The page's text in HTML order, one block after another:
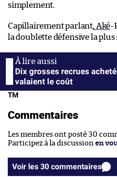
simplement.
Capillairement parlant, Aké-
la doublette défensive la plus
Dix grosses recrues
valaient le coût
TM
Commentaires
Les membres ont posté 30
Participez à la discussion en
Voir les 30 commentaires